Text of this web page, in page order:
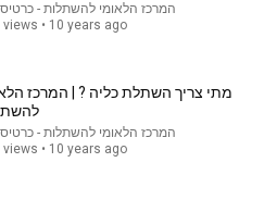
המרכז • 741 views
המרכז הלאומי להשתלות -
views • 10 years ago
מתי צריך השתלת כליה ? | המרכז
המרכז הלאומי להשתלות -
views • 10 years ago